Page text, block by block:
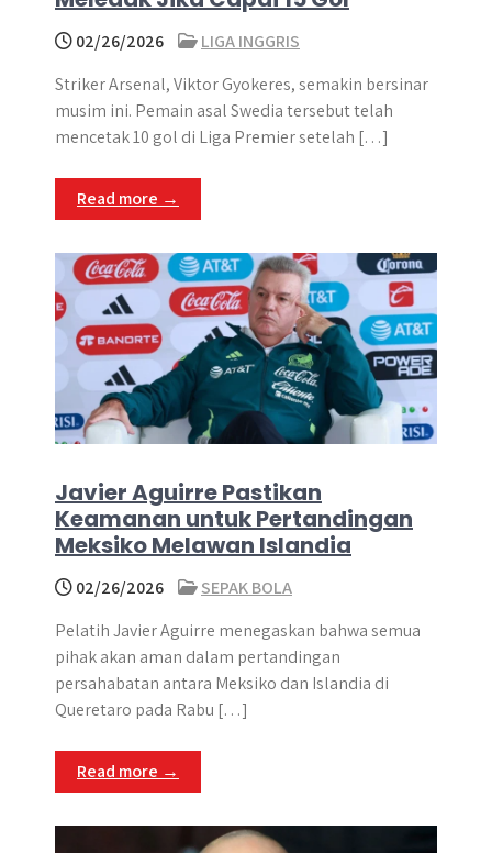
02/26/2026
LIGA INGGRIS
Striker Arsenal, Viktor Gyokeres, semakin bersinar
musim ini. Pemain asal Swedia tersebut telah
mencetak 10 gol di Liga Premier setelah […]
Read more →
Javier Aguirre Pastikan
Keamanan untuk Pertandingan
Meksiko Melawan Islandia
02/26/2026
SEPAK BOLA
Pelatih Javier Aguirre menegaskan bahwa semua
pihak akan aman dalam pertandingan
persahabatan antara Meksiko dan Islandia di
Queretaro pada Rabu […]
Read more →